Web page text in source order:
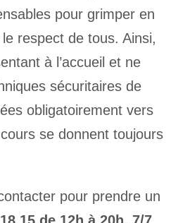
pour grimper en
respect de tous. Ainsi,
à l’accueil et ne
sécuritaires de
obligatoirement vers
se donnent toujours
pour prendre un